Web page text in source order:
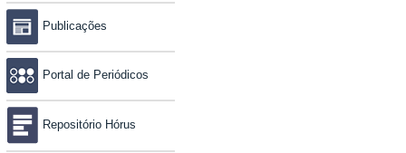
Publicações
Portal de Periódicos
Repositório Hórus